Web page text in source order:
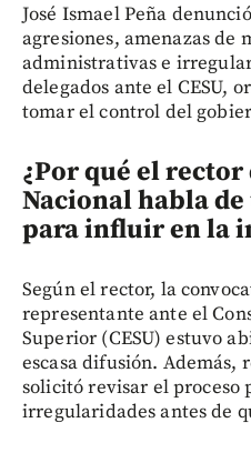
José Ismael Peña
agresiones, amenazas de
administrativas e
delegados ante el CESU,
tomar el control del
¿Por qué el
Nacional habla
para influir en la
Según el rector, la
representante ante el
Superior (CESU) estuvo
escasa difusión. Además,
solicitó revisar el proceso
irregularidades antes de